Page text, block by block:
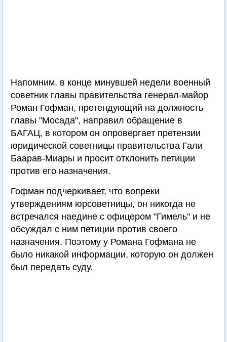
Напомним, в конце минувшей недели военный
советник главы правительства генерал-майор
Роман Гофман, претендующий на должность
главы "Мосада", направил обращение в
БАГАЦ, в котором он опровергает претензии
юридической советницы правительства Гали
Баарав-Миары и просит отклонить петиции
против его назначения.
Гофман подчеркивает, что вопреки
утверждениям юрсоветницы, он никогда не
встречался наедине с офицером "Гимель" и не
обсуждал с ним петиции против своего
назначения. Поэтому у Романа Гофмана не
было никакой информации, которую он должен
был передать суду.